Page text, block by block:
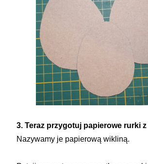
3. Teraz przygotuj papierowe rurki
Nazywamy je papierową wikliną.